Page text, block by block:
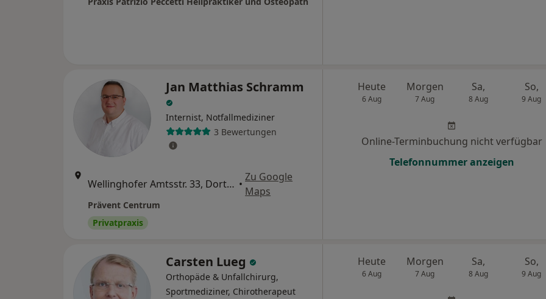
Jan Matthias Schramm
Internist, Notfallmediziner
3 Bewertungen
Wellinghofer Amtsstr. 33, Dortmund •
Zu Google
Maps
Prävent Centrum
Privatpraxis
Heute
6 Aug
Morgen
7 Aug
Sa,
8 Aug
So,
9 Aug
Online-Terminbuchung nicht verfügbar
Telefonnummer anzeigen
Carsten Lueg
Orthopäde & Unfallchirurg,
Sportmediziner, Chirotherapeut
Heute
6 Aug
Morgen
7 Aug
Sa,
8 Aug
So,
9 Aug